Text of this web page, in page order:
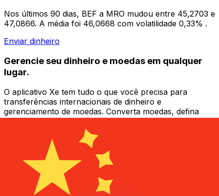
Nos últimos 90 dias, BEF a MRO mudou entre 45,2703 e
47,0866. A média foi 46,0668 com volatilidade 0,33% .
Enviar dinheiro
Gerencie seu dinheiro e moedas em qualquer
lugar.
O aplicativo Xe tem tudo o que você precisa para
transferências internacionais de dinheiro e
gerenciamento de moedas. Converta moedas, defina
alertas de taxas de câmbio e transfira dinheiro para o
exterior sem taxas ocultas. Baixe hoje mesmo!